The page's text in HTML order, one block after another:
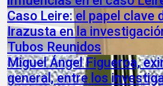
Caso Leire: el papel clave
Irazusta en la
Tubos Reunidos
Miguel Ángel Figueroa,
general, entre los